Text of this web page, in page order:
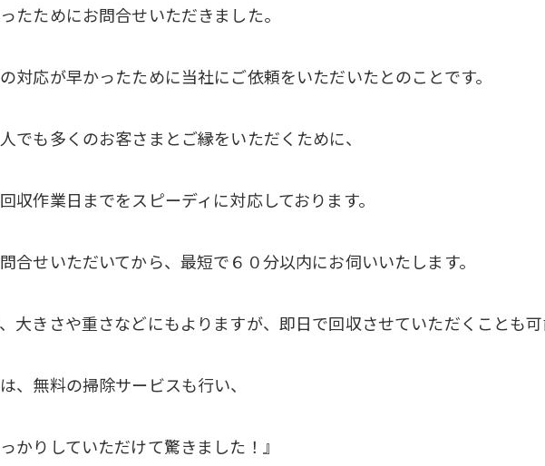
たためにお問合せいただきました。
対応が早かったために当社にご依頼をいただいたとのことです。
でも多くのお客さまとご縁をいただくために、
収作業日までをスピーディに対応しております。
合せいただいてから、最短で６０分以内にお伺いいたします。
大きさや重さなどにもよりますが、即日で回収させていただくことも
、無料の掃除サービスも行い、
かりしていただけて驚きました！』